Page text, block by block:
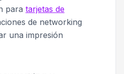
para tarjetas de
de networking
una impresión